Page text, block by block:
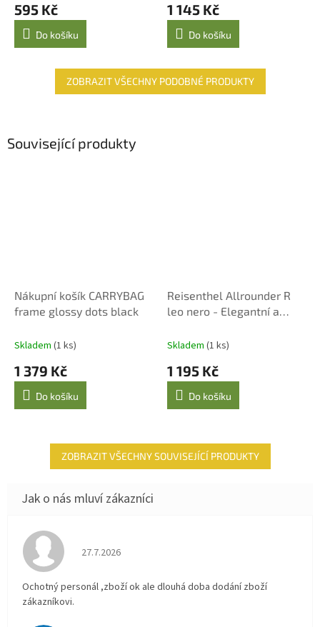
595 Kč
Do košíku
1 145 Kč
Do košíku
ZOBRAZIT VŠECHNY PODOBNÉ PRODUKTY
Související produkty
Nákupní košík CARRYBAG
frame glossy dots black
Skladem (1 ks)
1 379 Kč
Do košíku
Reisenthel Allrounder R
leo nero - Elegantní a
Skladem (1 ks)
1 195 Kč
Do košíku
ZOBRAZIT VŠECHNY SOUVISEJÍCÍ PRODUKTY
Hodnocení obchodu je 4 z 5 hvězdiček.
27.7.2026
Ochotný personál ,zboží ok ale dlouhá doba dodání zboží
zákazníkovi.